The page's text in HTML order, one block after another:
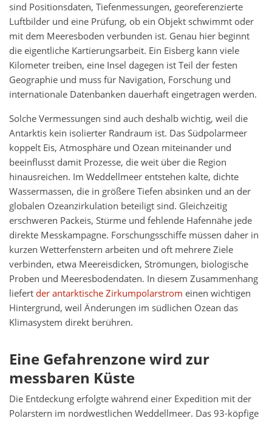
sind Positionsdaten, Tiefenmessungen, georeferenzierte
Luftbilder und eine Prüfung, ob ein Objekt schwimmt oder
mit dem Meeresboden verbunden ist. Genau hier beginnt
die eigentliche Kartierungsarbeit. Ein Eisberg kann viele
Kilometer treiben, eine Insel dagegen ist Teil der festen
Geographie und muss für Navigation, Forschung und
internationale Datenbanken dauerhaft eingetragen werden.
Solche Vermessungen sind auch deshalb wichtig, weil die
Antarktis kein isolierter Randraum ist. Das Südpolarmeer
koppelt Eis, Atmosphäre und Ozean miteinander und
beeinflusst damit Prozesse, die weit über die Region
hinausreichen. Im Weddellmeer entstehen kalte, dichte
Wassermassen, die in größere Tiefen absinken und an der
globalen Ozeanzirkulation beteiligt sind. Gleichzeitig
erschweren Packeis, Stürme und fehlende Hafennähe jede
direkte Messkampagne. Forschungsschiffe müssen daher in
kurzen Wetterfenstern arbeiten und oft mehrere Ziele
verbinden, etwa Meereisdicken, Strömungen, biologische
Proben und Meeresbodendaten. In diesem Zusammenhang
liefert der antarktische Zirkumpolarstrom einen wichtigen
Hintergrund, weil Änderungen im südlichen Ozean das
Klimasystem direkt berühren.
Eine Gefahrenzone wird zur
messbaren Küste
Die Entdeckung erfolgte während einer Expedition mit der
Polarstern im nordwestlichen Weddellmeer. Das 93-köpfige